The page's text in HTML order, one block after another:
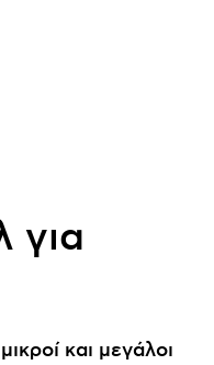
για
και μεγάλοι